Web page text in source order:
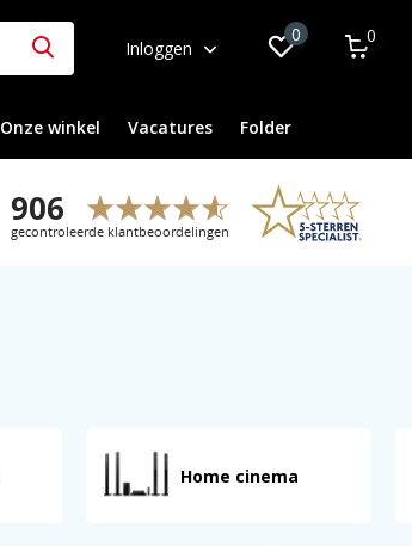
Inloggen
0 0
Onze winkel Vacatures Folder
Home cinema